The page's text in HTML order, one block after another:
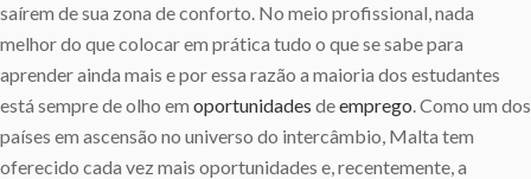
saírem de sua zona de conforto. No meio profissional, nada
melhor do que colocar em prática tudo o que se sabe para
aprender ainda mais e por essa razão a maioria dos estudantes
está sempre de olho em oportunidades deemprego . Como um dos
países em ascensão no universo do intercâmbio, Malta tem
oferecido cada vez mais oportunidades e, recentemente, a